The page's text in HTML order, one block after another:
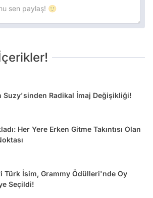
Suzy'sinden Radikal İmaj Değişikliği!
Her Yere Erken Gitme Takıntısı Olan
Türk İsim, Grammy Ödülleri'nde Oy
Seçildi!